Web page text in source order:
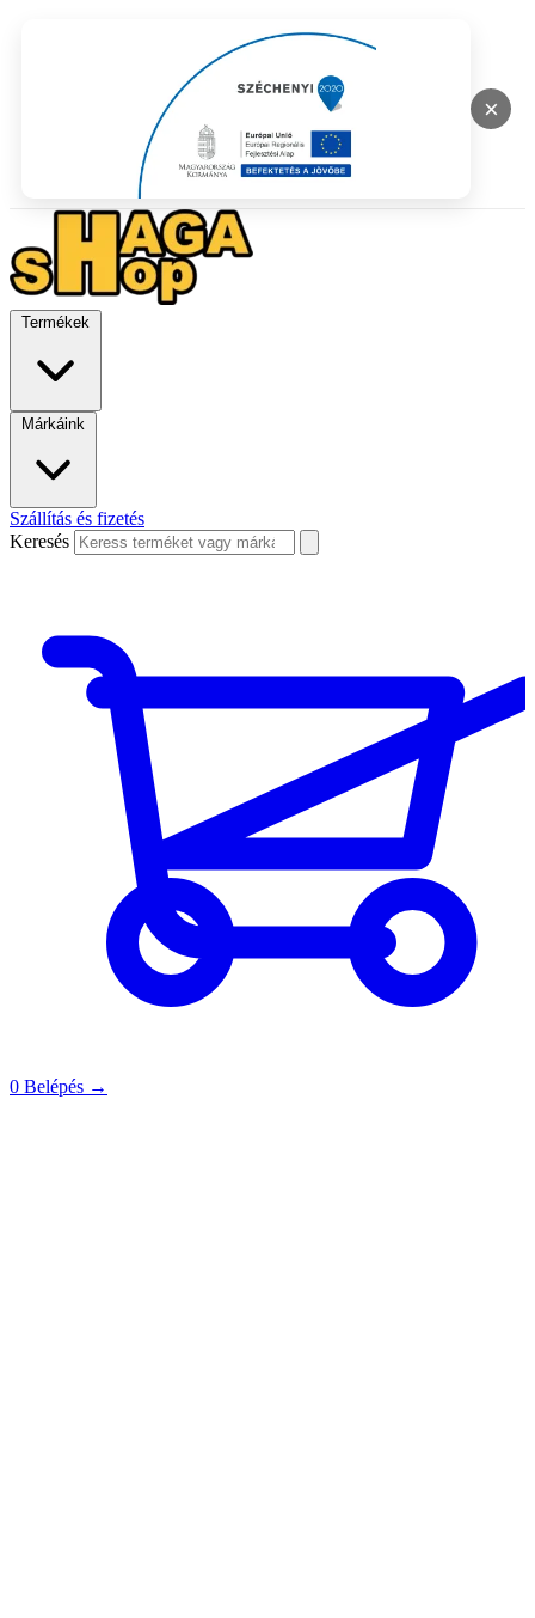
×
Termékek
Márkáink
Szállítás és fizetés
Keresés
0 Belépés →